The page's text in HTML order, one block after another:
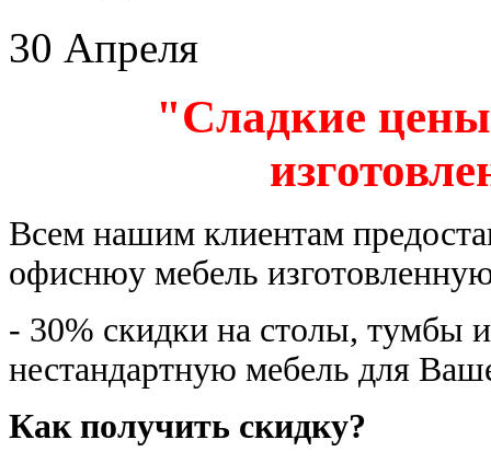
30 Апреля
"Сладкие
Всем нашим клиентам
офиснюу мебель
- 30% скидки на столы, тумбы
нестандартную мебель для
Как получить скидку?